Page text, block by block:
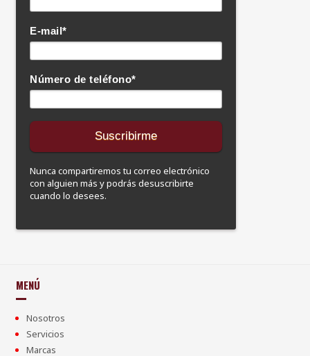
E-mail*
Número de teléfono*
Nunca compartiremos tu correo electrónico
con alguien más y podrás desuscribirte
cuando lo desees.
MENÚ
Nosotros
Servicios
Marcas